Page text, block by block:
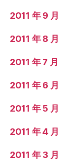
2011 年 9 月
2011 年 8 月
2011 年 7 月
2011 年 6 月
2011 年 5 月
2011 年 4 月
2011 年 3 月